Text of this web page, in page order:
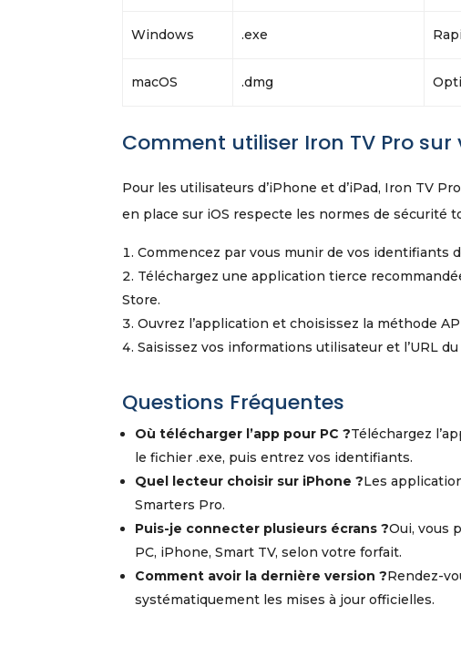
Windows .exe
macOS .dmg
Comment utiliser Iron TV Pro
Pour les utilisateurs d’iPhone et d’iPad, Iron TV
en place sur iOS respecte les normes de sécurité
Commencez par vous munir de vos identifiants
Téléchargez une application tierce
Store.
Ouvrez l’application et choisissez la méthode
Saisissez vos informations utilisateur et l’URL
Questions Fréquentes
Où télécharger l’app pour PC ?Téléchargez
le fichier .exe, puis entrez vos identifiants.
Quel lecteur choisir sur iPhone ?Les
Smarters Pro.
Puis-je connecter plusieurs écrans ?Oui, vous
PC, iPhone, Smart TV, selon votre forfait.
Comment avoir la dernière version ?Rendez-
systématiquement les mises à jour officielles.